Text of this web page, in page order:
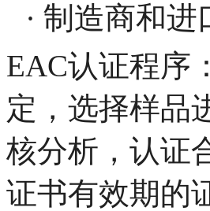
· 制造商和
EAC认证程序
定，选择样品
核分析，认证
证书有效期的